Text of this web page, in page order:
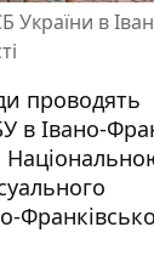
України в
проводять
в Івано-